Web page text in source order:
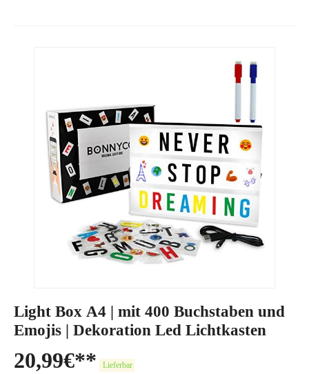
Light Box A4 | mit 400 Buchstaben und
Emojis | Dekoration Led Lichtkasten
20,99€ Lieferbar